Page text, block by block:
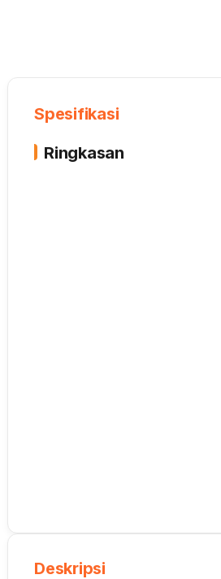
Spesifikasi
Ringkasan
Deskripsi